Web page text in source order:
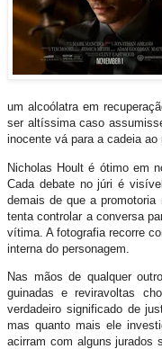
um alcoólatra em
ser altíssima caso
inocente vá para a cadeia
Nicholas Hoult é ótimo em
Cada debate no júri é
demais de que a
tenta controlar a conversa
vítima. A fotografia recorre
interna do personagem.
Nas mãos de qualquer
guinadas e reviravoltas
verdadeiro significado de
mas quanto mais ele
acirram com alguns jurados